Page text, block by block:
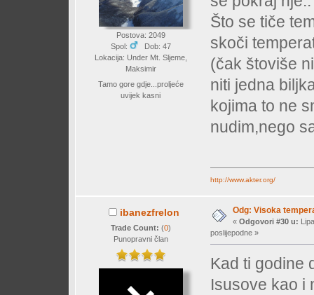
Postova: 2049
Spol:
Dob: 47
Lokacija: Under Mt. Sljeme,
Maksimir
Tamo gore gdje...proljeće
uvijek kasni
Što se tiče
skoči
(čak štoviše
niti jedna
kojima to ne
nudim,nego
http://www.akter.org/
ibanezfrelon
Trade Count: (0)
Punopravni član
Odg: Visoka
« Odgovori #30 u:
poslijepodne »
Kad ti godine
Isusove kao i